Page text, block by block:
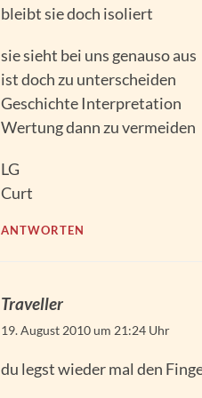
bleibt sie doch isoliert
sie sieht bei uns genauso aus
ist doch zu unterscheiden
Geschichte Interpretation
Wertung dann zu vermeiden
LG
Curt
ANTWORTEN
Traveller
19. August 2010 um 21:24 Uhr
du legst wieder mal den